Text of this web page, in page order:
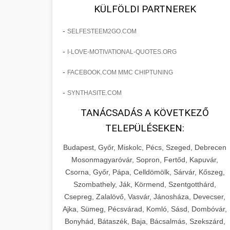
sebészeti praxisban.
páciensszám növekedés
os Növekedést
Lépésről lépésre marketing tervrajz,
eredményezett. Ismerje meg a
szonyegtisztito.net
marketing stratégiai tervrajz
os Növekedésének
Története
Teljes dokumentáció egy klinika
átalakulási útjáról, bemutatva az utat a
küzdő praxistól a virágzó vállalkozásig
150%-os növekedéssel.
szonyegtakaritas.org
klinika átalakulási történet
🎪 18. Szemhéjplasztika
Iránti Érdeklődés 150%-
Technikák és módszerek a páciensek
érdeklődésének és elkötelezettségének
drámai növeléséhez. Egy 150%-os
fellendülési esettanulmány gyakorlati
betekintésekkel.
🎮 19. AI Google Ads és
Meta Kampány Kezelés +
Fejlett AI-alapú Google Ads és Meta
hirdetési kampánykezelés.
KÜLFÖLDI PARTNEREK
- SELFESTEEM2GO.COM
- I-LOVE-MOTIVATIONAL-QUOTES.ORG
- FACEBOOK.COM MMC CHIPTUNING
- SYNTHASITE.COM
TANÁCSADÁS A KÖVETKEZŐ
TELEPÜLÉSEKEN:
Budapest, Győr, Miskolc, Pécs, Szeged, Debrecen
Mosonmagyaróvár, Sopron, Fertőd, Kapuvár,
Csorna, Győr, Pápa, Celldömölk, Sárvár, Kőszeg,
Szombathely, Ják, Körmend, Szentgotthárd,
Csepreg, Zalalövő, Vasvár, Jánosháza, Devecser,
Ajka, Sümeg, Pécsvárad, Komló, Sásd, Dombóvár,
Bonyhád, Bátaszék, Baja, Bácsalmás, Szekszárd,